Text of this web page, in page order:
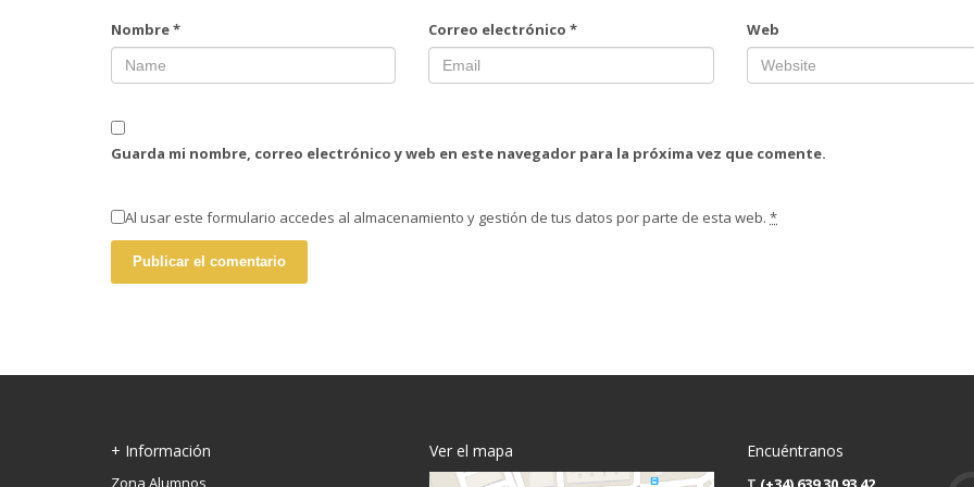
Nombre* Correo electrónico* Web
Guarda mi nombre, correo electrónico y web en este navegador para la próxima vez que comente.
Al usar este formulario accedes al almacenamiento y gestión de tus datos por parte de esta web. *
+ Información
Zona Alumnos
Ver el mapa Encuéntranos